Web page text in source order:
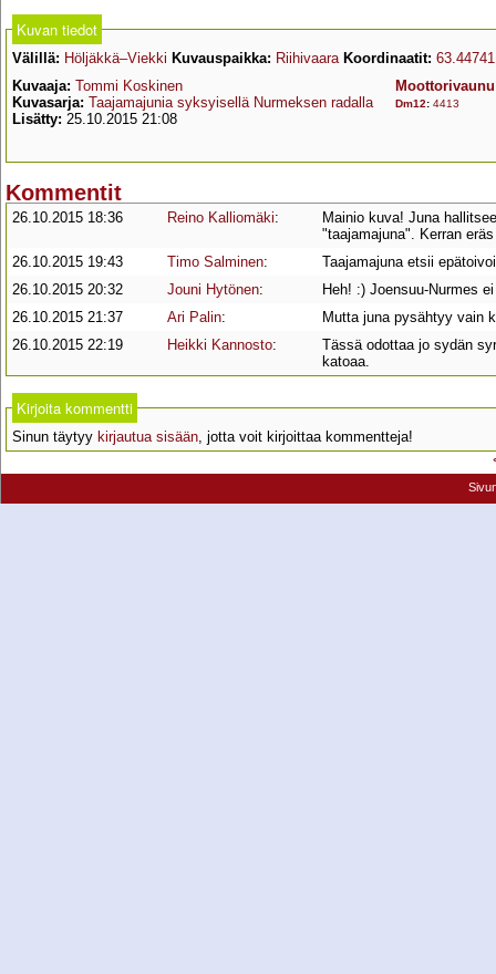
Kuvan tiedot
Välillä: Höljäkkä–Viekki Kuvauspaikka: Riihivaara Koordinaatit:
Kuvaaja: Tommi Koskinen
Kuvasarja: Taajamajunia syksyisellä Nurmeksen radalla
Lisätty: 25.10.2015 21:08
Moottorivaunu
Dm12: 4413
Kommentit
26.10.2015 18:36 Reino Kalliomäki:
Mainio kuva! Juna
"taajamajuna". Kerran
26.10.2015 19:43
Timo Salminen:
Taajamajuna etsii
26.10.2015 20:32
Jouni Hytönen:
Heh! :) Joensuu-Nurmes
26.10.2015 21:37
Ari Palin:
Mutta juna pysähtyy vain
26.10.2015 22:19
Heikki Kannosto:
Tässä odottaa jo sydän
katoaa.
Kirjoita kommentti
Sinun täytyy kirjautua sisään, jotta voit kirjoittaa kommentteja!